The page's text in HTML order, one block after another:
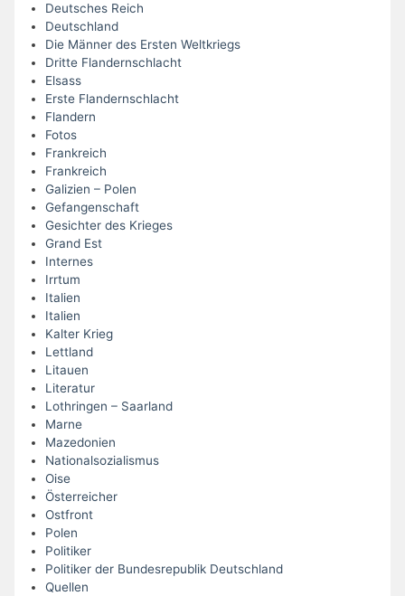
Deutsches Reich
Deutschland
Die Männer des Ersten Weltkriegs
Dritte Flandernschlacht
Elsass
Erste Flandernschlacht
Flandern
Fotos
Frankreich
Frankreich
Galizien – Polen
Gefangenschaft
Gesichter des Krieges
Grand Est
Internes
Irrtum
Italien
Italien
Kalter Krieg
Lettland
Litauen
Literatur
Lothringen – Saarland
Marne
Mazedonien
Nationalsozialismus
Oise
Österreicher
Ostfront
Polen
Politiker
Politiker der Bundesrepublik Deutschland
Quellen